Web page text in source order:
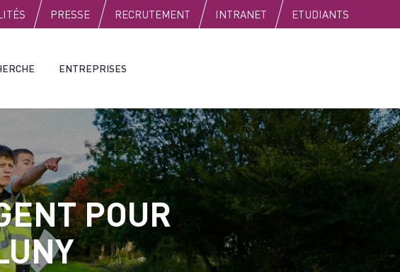
PRESSE RECRUTEMENT INTRANET ETUDIANTS
ENTREPRISES
POUR